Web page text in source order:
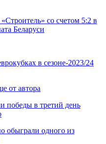
со счетом 5:2 в
Беларуси
в сезоне-2023/24
от автора
в третий день
обыграли одного из